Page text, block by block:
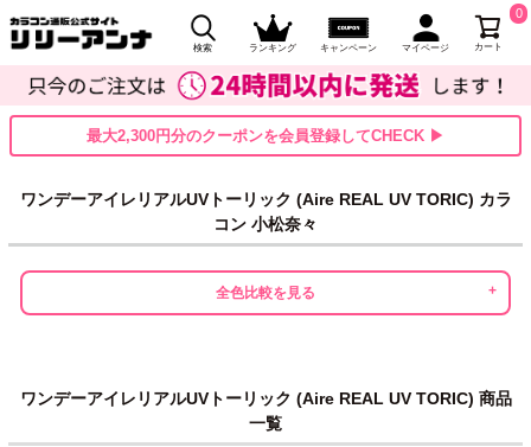
検索 ランキング キャンペーン マイページ カート
0
最大2,300円分のクーポンを会員登録してCHECK ▶
ワンデーアイレリアルUVトーリック (Aire REAL UV TORIC) カラ
コン 小松奈々
全色比較を見る
ワンデーアイレリアルUVトーリック (Aire REAL UV TORIC) 商品
一覧